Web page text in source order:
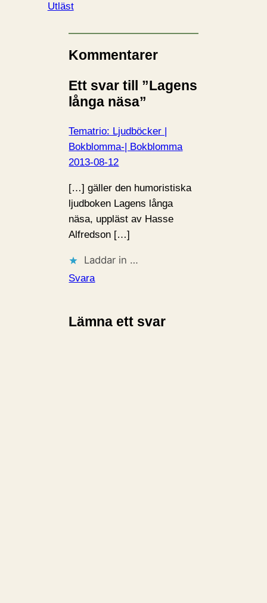
Utläst
Kommentarer
Ett svar till ”Lagens
långa näsa”
Tematrio: Ljudböcker |
Bokblomma-| Bokblomma
2013-08-12
[…] gäller den humoristiska
ljudboken Lagens långa
näsa, uppläst av Hasse
Alfredson […]
Laddar in …
Svara
Lämna ett svar